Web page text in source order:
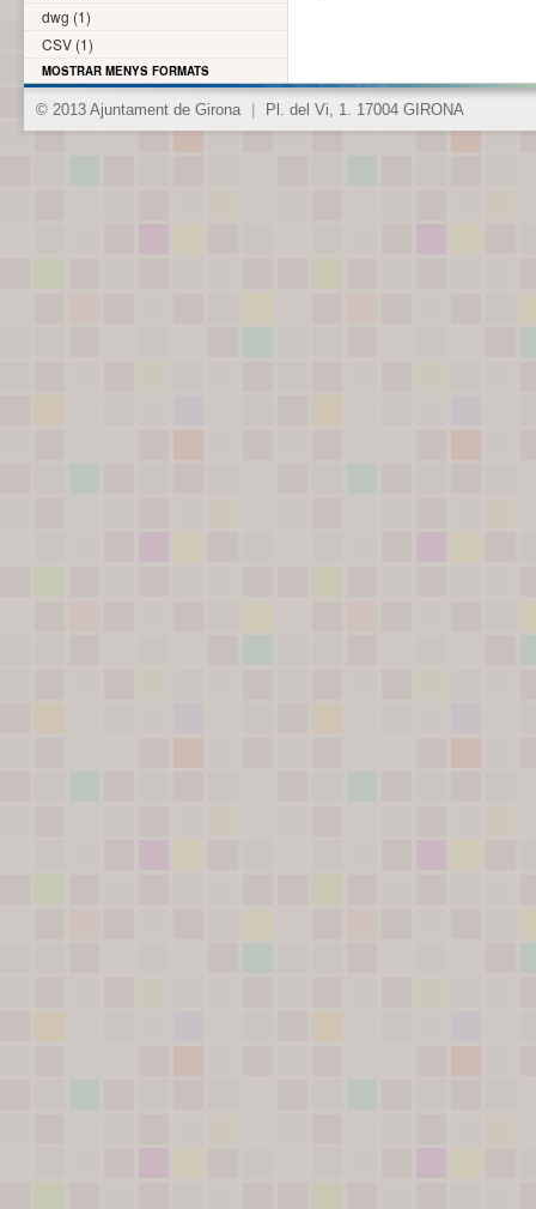
dwg (1)
CSV (1)
MOSTRAR MENYS FORMATS
© 2013 Ajuntament de Girona Pl. del Vi, 1. 17004 GIRONA